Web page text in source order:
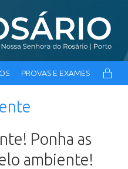
PROVAS E EXAMES
Ponha as
ambiente!